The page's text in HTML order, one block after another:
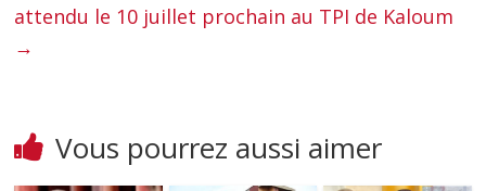
attendu le 10 juillet prochain au TPI de Kaloum
→
Vous pourrez aussi aimer